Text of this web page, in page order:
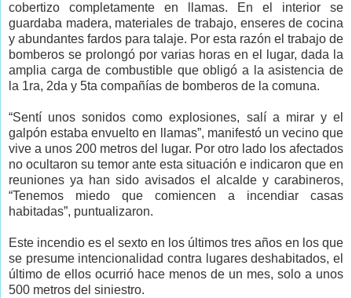
cobertizo completamente en llamas. En el interior se
guardaba madera, materiales de trabajo, enseres de cocina
y abundantes fardos para talaje. Por esta razón el trabajo de
bomberos se prolongó por varias horas en el lugar, dada la
amplia carga de combustible que obligó a la asistencia de
la 1ra, 2da y 5ta compañías de bomberos de la comuna.
“Sentí unos sonidos como explosiones, salí a mirar y el
galpón estaba envuelto en llamas”, manifestó un vecino que
vive a unos 200 metros del lugar. Por otro lado los afectados
no ocultaron su temor ante esta situación e indicaron que en
reuniones ya han sido avisados el alcalde y carabineros,
“Tenemos miedo que comiencen a incendiar casas
habitadas”, puntualizaron.
Este incendio es el sexto en los últimos tres años en los que
se presume intencionalidad contra lugares deshabitados, el
último de ellos ocurrió hace menos de un mes, solo a unos
500 metros del siniestro.